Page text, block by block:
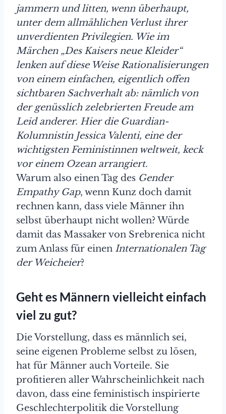
jammern und litten, wenn überhaupt,
unter dem allmählichen Verlust ihrer
unverdienten Privilegien. Wie im
Märchen „Des Kaisers neue Kleider“
lenken auf diese Weise Rationalisierungen
von einem einfachen, eigentlich offen
sichtbaren Sachverhalt ab: nämlich von
der genüsslich zelebrierten Freude am
Leid anderer. Hier die Guardian-
Kolumnistin Jessica Valenti, eine der
wichtigsten Feministinnen weltweit, keck
vor einem Ozean arrangiert.
Warum also einen Tag des Gender
Empathy Gap, wenn Kunz doch damit
rechnen kann, dass viele Männer ihn
selbst überhaupt nicht wollen? Würde
damit das Massaker von Srebrenica nicht
zum Anlass für einen Internationalen Tag
der Weicheier?
Geht es Männern vielleicht einfach
viel zu gut?
Die Vorstellung, dass es männlich sei,
seine eigenen Probleme selbst zu lösen,
hat für Männer auch Vorteile. Sie
profitieren aller Wahrscheinlichkeit nach
davon, dass eine feministisch inspirierte
Geschlechterpolitik die Vorstellung